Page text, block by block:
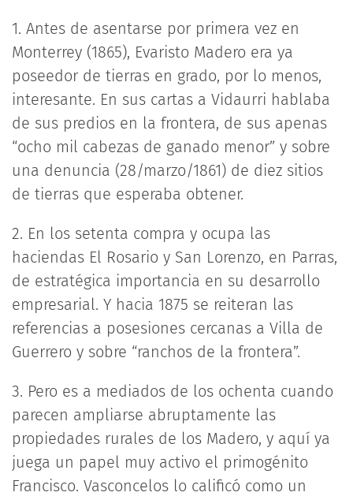
1. Antes de asentarse por primera vez en
Monterrey (1865), Evaristo Madero era ya
poseedor de tierras en grado, por lo menos,
interesante. En sus cartas a Vidaurri hablaba
de sus predios en la frontera, de sus apenas
“ocho mil cabezas de ganado menor” y sobre
una denuncia (28/marzo/1861) de diez sitios
de tierras que esperaba obtener.
2. En los setenta compra y ocupa las
haciendas El Rosario y San Lorenzo, en Parras,
de estratégica importancia en su desarrollo
empresarial. Y hacia 1875 se reiteran las
referencias a posesiones cercanas a Villa de
Guerrero y sobre “ranchos de la frontera”.
3. Pero es a mediados de los ochenta cuando
parecen ampliarse abruptamente las
propiedades rurales de los Madero, y aquí ya
juega un papel muy activo el primogénito
Francisco. Vasconcelos lo calificó como un